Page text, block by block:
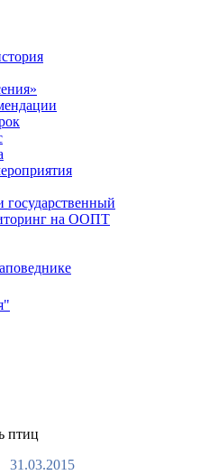
на ООПТ
птиц
31.03.2015